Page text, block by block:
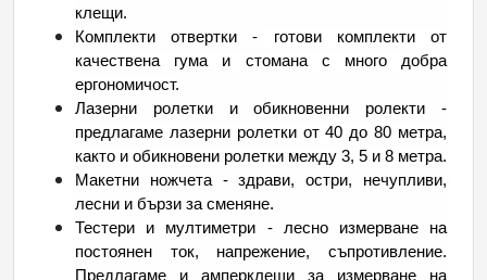
клещи.
Комплекти отвертки - готови комплекти от
качествена гума и стомана с много добра
ергономичост.
предлагаме лазерни ролетки от 40 до 80 метра,
както и обикновени ролетки между 3, 5 и 8 метра.
Макетни ножчета - здрави, остри, нечупливи,
лесни и бързи за сменяне.
Тестери и мултиметри - лесно измерване на
постоянен ток, напрежение, съпротивление.
Предлагаме и амперклещи за измерване на